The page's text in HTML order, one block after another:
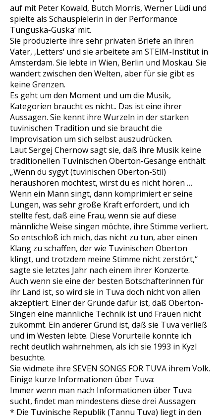
auf mit Peter Kowald, Butch Morris, Werner Lüdi und
spielte als Schauspielerin in der Performance
Tunguska-Guska‘ mit.
Sie produzierte ihre sehr privaten Briefe an ihren
Vater, ‚Letters‘ und sie arbeitete am STEIM-Institut in
Amsterdam. Sie lebte in Wien, Berlin und Moskau. Sie
wandert zwischen den Welten, aber für sie gibt es
keine Grenzen.
Es geht um den Moment und um die Musik,
Kategorien braucht es nicht.. Das ist eine ihrer
Aussagen. Sie kennt ihre Wurzeln in der starken
tuvinischen Tradition und sie braucht die
Improvisation um sich selbst auszudrücken.
Laut Sergej Chernow sagt sie, daß ihre Musik keine
traditionellen Tuvinischen Oberton-Gesänge enthält:
„Wenn du sygyt (tuvinischen Oberton-Stil)
heraushören möchtest, wirst du es nicht hören …
Wenn ein Mann singt, dann komprimiert er seine
Lungen, was sehr große Kraft erfordert, und ich
stellte fest, daß eine Frau, wenn sie auf diese
männliche Weise singen möchte, ihre Stimme verliert.
So entschloß ich mich, das nicht zu tun, aber einen
Klang zu schaffen, der wie Tuvinischen Oberton
klingt, und trotzdem meine Stimme nicht zerstört,“
sagte sie letztes Jahr nach einem ihrer Konzerte.
Auch wenn sie eine der besten Botschafterinnen für
ihr Land ist, so wird sie in Tuva doch nicht von allen
akzeptiert. Einer der Gründe dafür ist, daß Oberton-
Singen eine männliche Technik ist und Frauen nicht
zukommt. Ein anderer Grund ist, daß sie Tuva verließ
und im Westen lebte. Diese Vorurteile konnte ich
recht deutlich wahrnehmen, als ich sie 1993 in Kyzl
besuchte.
Sie widmete ihre SEVEN SONGS FOR TUVA ihrem Volk.
Einige kurze Informationen über Tuva:
Immer wenn man nach Informationen über Tuva
sucht, findet man mindestens diese drei Aussagen:
* Die Tuvinische Republik (Tannu Tuva) liegt in den